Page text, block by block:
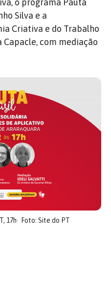
o programa Pauta
Silva e a
Criativa e do Trabalho
com mediação
17h Foto: Site do PT